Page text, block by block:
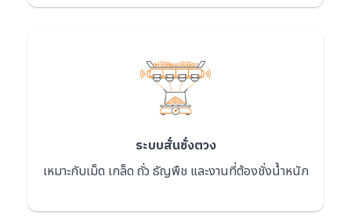
ระบบสั่นชั่งตวง
เหมาะกับเม็ด เกล็ด ถั่ว ธัญพืช และงานที่ต้องชั่งน้ำหนัก